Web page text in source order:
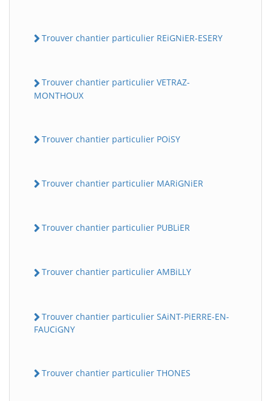
Trouver chantier particulier REiGNiER-ESERY
Trouver chantier particulier VETRAZ-
MONTHOUX
Trouver chantier particulier POiSY
Trouver chantier particulier MARiGNiER
Trouver chantier particulier PUBLiER
Trouver chantier particulier AMBiLLY
Trouver chantier particulier SAiNT-PiERRE-EN-
FAUCiGNY
Trouver chantier particulier THONES